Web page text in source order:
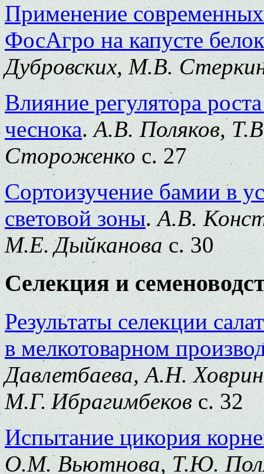
Применение
ФосАгро на капусте
Дубровских, М.В.
Влияние регулятора
чеснока.А.В. Поляков,
Стороженкос. 27
Сортоизучение бамии в
световой зоны.А.В.
М.Е. Дыйкановас. 30
Селекция и
Результаты селекции
в мелкотоварном
Давлетбаева, А.Н.
М.Г. Ибрагимбековс. 32
Испытание цикория
О.М. Вьютнова, Т.Ю.